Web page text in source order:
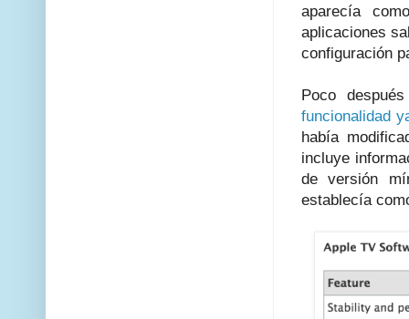
aparecía
aplicaciones
configuración
Poco
funcionalidad
había
incluye
de versión
establecía